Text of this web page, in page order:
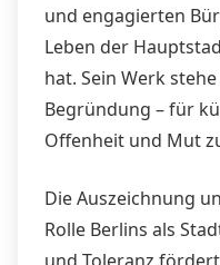
und engagierten
Leben der
hat. Sein Werk
Begründung – für
Offenheit und Mut
Die Auszeichnung
Rolle Berlins als
und Toleranz